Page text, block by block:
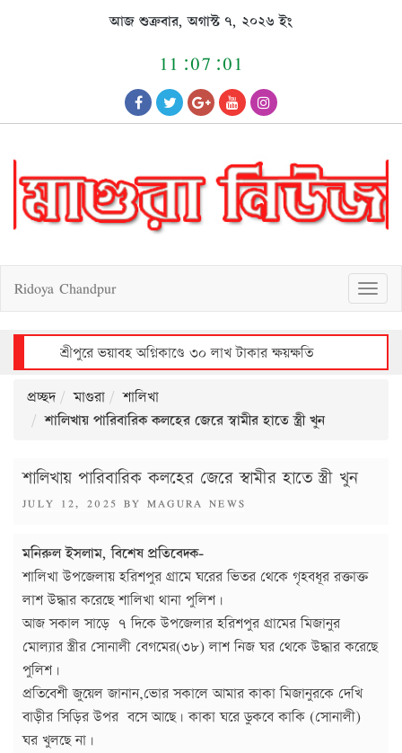
আজ শুক্রবার, অগাস্ট ৭, ২০২৬ ইং
11:07:02
T
o
g
g
l
a
t
Ridoya Chandpur
শ্রীপুরে ভয়াবহ অগ্নিকাণ্ডে ৩০ লাখ টাকার ক্ষয়ক্ষতি
প্রচ্ছদ মাগুরা
শালিখা
শালিখায় পারিবারিক কলহের জেরে স্বামীর হাতে স্ত্রী খুন
শালিখায় পারিবারিক কলহের জেরে স্বামীর হাতে স্ত্রী খুন
POSTED
JULY 12, 2025 BY MAGURA NEWS
মনিরুল ইসলাম, বিশেষ প্রতিবেদক-
শালিখা উপজেলায় হরিশপুর গ্রামে ঘরের ভিতর থেকে গৃহবধূর রক্তাক্ত
লাশ উদ্ধার করেছে শালিখা থানা পুলিশ।
আজ সকাল সাড়ে ৭ দিকে উপজেলার হরিশপুর গ্রামের মিজানুর
মোল্যার স্ত্রীর সোনালী বেগমের(৩৮) লাশ নিজ ঘর থেকে উদ্ধার করেছে
পুলিশ।
প্রতিবেশী জুয়েল জানান,ভোর সকালে আমার কাকা মিজানুরকে দেখি
বাড়ীর সিড়ির উপর বসে আছে। কাকা ঘরে ডুকবে কাকি (সোনালী)
ঘর খুলছে না।